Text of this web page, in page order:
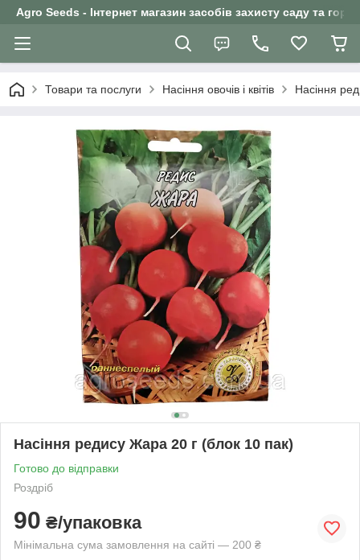
Agro Seeds - Інтернет магазин засобів захисту саду та
Товари та послуги Насіння овочів і квітів Насіння
Насіння редису Жара 20 г (блок 10 пак)
Готово до відправки
Роздріб
90 ₴/упаковка
Мінімальна сума замовлення на сайті — 200 ₴